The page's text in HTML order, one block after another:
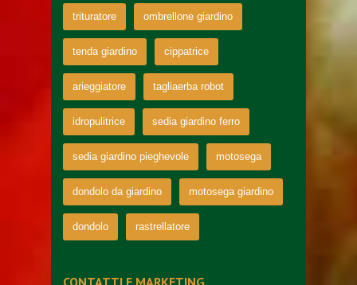
trituratore ombrellone giardino
tenda giardino cippatrice
arieggiatore tagliaerba robot
idropulitrice sedia giardino ferro
sedia giardino pieghevole motosega
dondolo da giardino motosega giardino
dondolo rastrellatore